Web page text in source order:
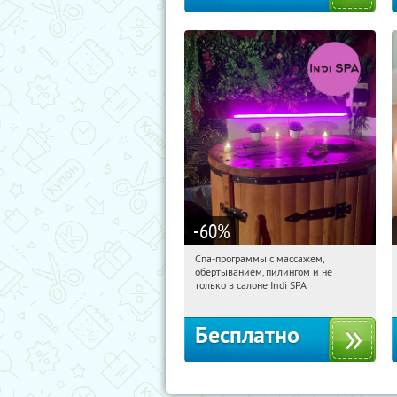
-60%
01:41:24 Получили:
Потапово
Спа-программы с массажем,
обертыванием, пилингом и не
только в салоне Indi SPA
Бесплатно